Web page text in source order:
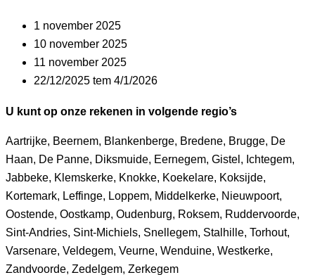
1 november 2025
10 november 2025
11 november 2025
22/12/2025 tem 4/1/2026
U kunt op onze rekenen in volgende regio’s
Aartrijke, Beernem, Blankenberge, Bredene, Brugge, De
Haan, De Panne, Diksmuide, Eernegem, Gistel, Ichtegem,
Jabbeke, Klemskerke, Knokke, Koekelare, Koksijde,
Kortemark, Leffinge, Loppem, Middelkerke, Nieuwpoort,
Oostende, Oostkamp, Oudenburg, Roksem, Ruddervoorde,
Sint-Andries, Sint-Michiels, Snellegem, Stalhille, Torhout,
Varsenare, Veldegem, Veurne, Wenduine, Westkerke,
Zandvoorde, Zedelgem, Zerkegem